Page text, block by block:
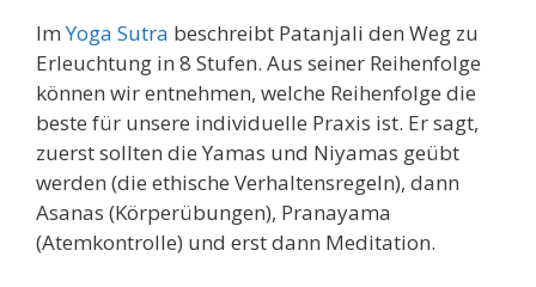
ImYoga Sutra beschreibt Patanjali den Weg zu
Erleuchtung in 8 Stufen. Aus seiner Reihenfolge
können wir entnehmen, welche Reihenfolge die
beste für unsere individuelle Praxis ist. Er sagt,
zuerst sollten die Yamas und Niyamas geübt
werden (die ethische Verhaltensregeln), dann
Asanas (Körperübungen), Pranayama
(Atemkontrolle) und erst dann Meditation.